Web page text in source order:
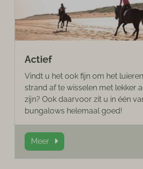
Actief
Vindt u het ook fijn om het
strand af te wisselen met lekker
zijn? Ook daarvoor zit u in één
bungalows helemaal goed!
Meer